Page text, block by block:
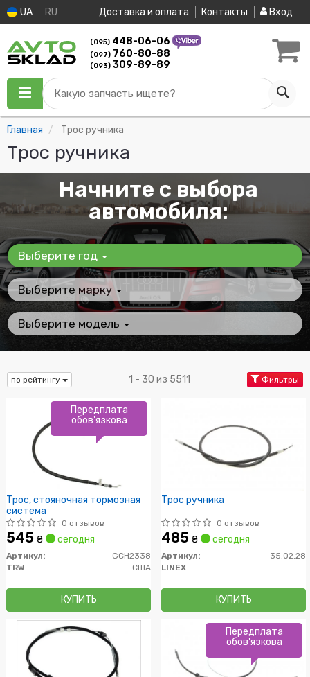
UA RU Доставка и оплата Контакты Вход
(095) 448-06-06
(097) 760-80-88
(093) 309-89-89
Какую запчасть ищете?
Главная Трос ручника
Трос ручника
Начните с выбора
автомобиля:
Выберите год
Выберите марку
Выберите модель
по рейтингу 1 - 30 из 5511 Фильтры
Трос, стояночная тормозная
система
0 отзывов
545 ₴ сегодня
Артикул:
GCH2338
TRW
США
КУПИТЬ
Передплата
обов'язкова
Трос ручника
0 отзывов
485 ₴ сегодня
Артикул:
35.02.28
LINEX
КУПИТЬ
Передплата
обов'язкова